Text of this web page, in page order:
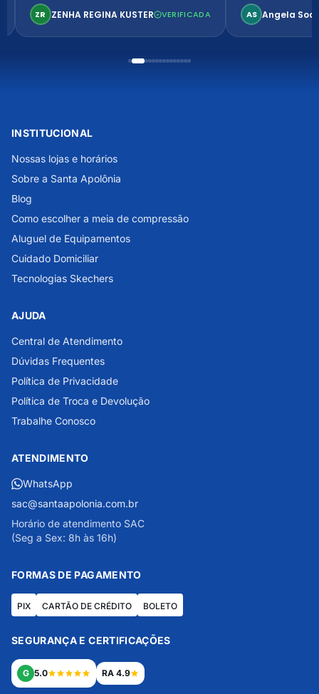
confortável. Perfeito!
ZR ZENHA REGINA KUSTER VERIFICADA AS Angela
INSTITUCIONAL
Nossas lojas e horários
Sobre a Santa Apolônia
Blog
Como escolher a meia de compressão
Aluguel de Equipamentos
Cuidado Domiciliar
Tecnologias Skechers
AJUDA
Central de Atendimento
Dúvidas Frequentes
Política de Privacidade
Política de Troca e Devolução
Trabalhe Conosco
ATENDIMENTO
WhatsApp
sac@santaapolonia.com.br
Horário de atendimento SAC
(Seg a Sex: 8h às 16h)
FORMAS DE PAGAMENTO
PIX CARTÃO DE CRÉDITO BOLETO
SEGURANÇA E CERTIFICAÇÕES
G 5.0 RA 4.9